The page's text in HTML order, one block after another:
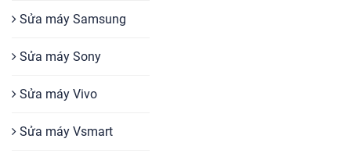
Sửa máy Samsung
Sửa máy Sony
Sửa máy Vivo
Sửa máy Vsmart